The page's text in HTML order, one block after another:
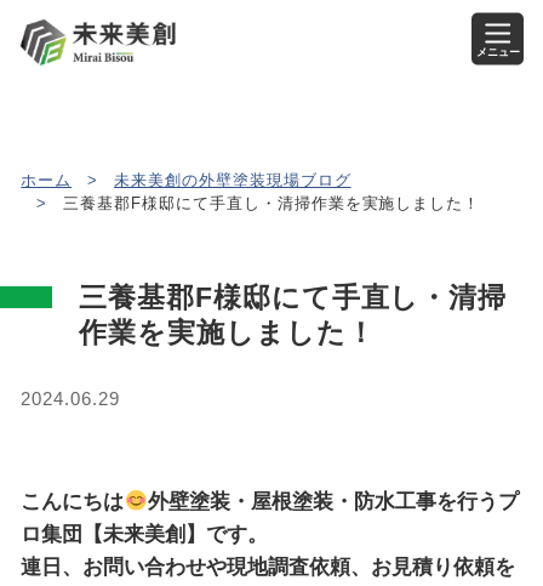
メニュー
ホーム >
未来美創の外壁塗装現場ブログ
>
三養基郡F様邸にて手直し・清掃作業を実施しました！
三養基郡F様邸にて手直し・清掃
作業を実施しました！
2024.06.29
こんにちは
外壁塗装・屋根塗装・防水工事を行うプ
ロ集団【未来美創】です。
連日、お問い合わせや現地調査依頼、お見積り依頼を